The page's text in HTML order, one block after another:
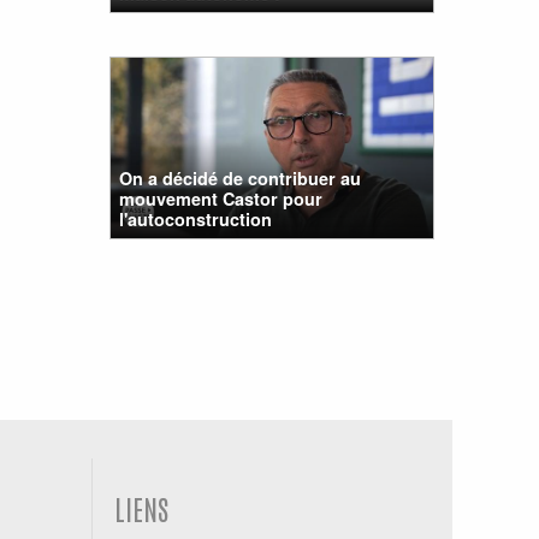
On a décidé de contribuer au
mouvement Castor pour
l'autoconstruction
LIENS